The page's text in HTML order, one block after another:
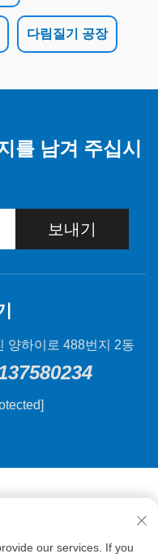
다림질기 공장
를 남겨 주십시
보내기
양하이로 488번지 2동
계 제조 유한 회사. 개
our services. If you